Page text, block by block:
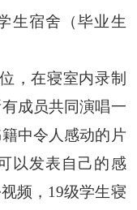
生宿舍（毕业生
，在寝室内录制
成员共同演唱一
中令人感动的片
以发表自己的感
频，19级学生寝